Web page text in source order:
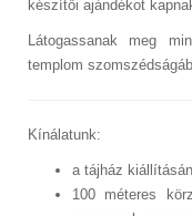
készítői ajándékot
Látogassanak meg
templom
Kínálatunk:
a tájház
100 méteres